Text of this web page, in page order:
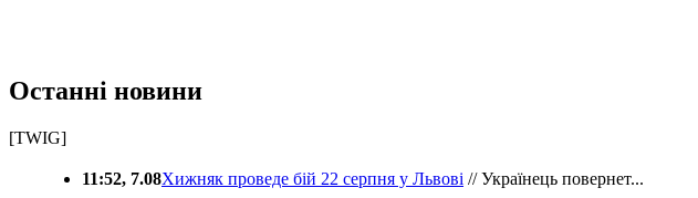
Останні новини
[TWIG]
11:52, 7.08Хижняк проведе бій 22 серпня у Львові // Українець повернет...